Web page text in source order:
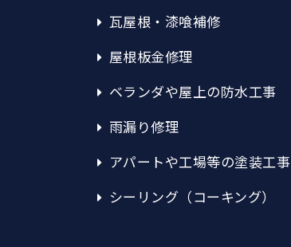
瓦屋根・漆喰補修
屋根板金修理
ベランダや屋上の防水工事
雨漏り修理
アパートや工場等の塗装工事
シーリング（コーキング）